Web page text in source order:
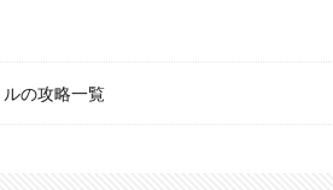
の攻略一覧